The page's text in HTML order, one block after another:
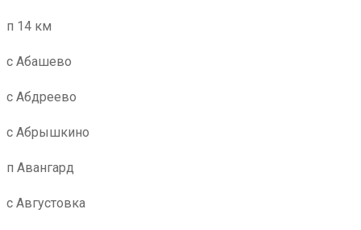
п 14 км
с Абашево
с Абдреево
с Абрышкино
п Авангард
с Августовка